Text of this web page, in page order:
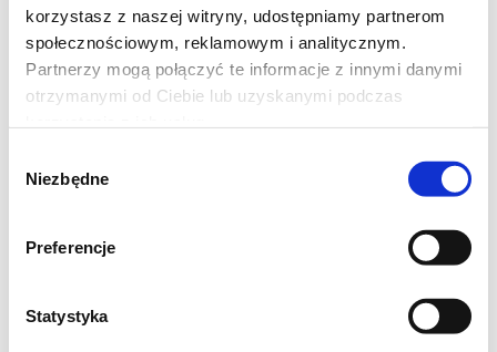
korzystasz z naszej witryny, udostępniamy partnerom
społecznościowym, reklamowym i analitycznym.
Partnerzy mogą połączyć te informacje z innymi danymi
otrzymanymi od Ciebie lub uzyskanymi podczas
zgody
Niezbędne
Preferencje
Statystyka